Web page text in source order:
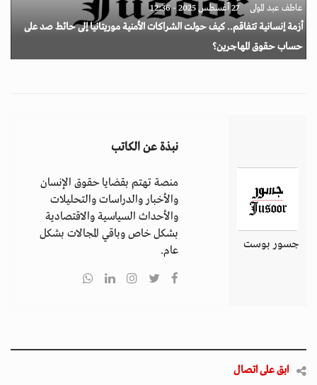
عاطف عبد المولى 27 أغسطس 2025 - 12:36
أزمة إنسانية تتفاقم.. كيف حولت الشراكات الأمنية موريتانيا إلى حائط صد على
حساب حقوق المهاجرين؟
جسور بوست
نبذة عن الكاتب
منصة تهتم بقضايا حقوق الإنسان
والأخبار والدراسات والتحليلات
والأحداث السياسية والاقتصادية
بشكل خاص وباقي المجالات بشكل
عام.
ابق على اتصال